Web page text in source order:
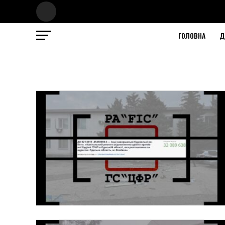
ГОЛОВНА